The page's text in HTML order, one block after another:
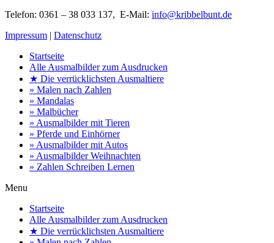
Telefon: 0361 – 38 033 137, E-Mail: info@kribbelbunt.de
Impressum | Datenschutz
Startseite
Alle Ausmalbilder zum Ausdrucken
★ Die verrücklichsten Ausmaltiere
» Malen nach Zahlen
» Mandalas
» Malbücher
» Ausmalbilder mit Tieren
» Pferde und Einhörner
» Ausmalbilder mit Autos
» Ausmalbilder Weihnachten
» Zahlen Schreiben Lernen
Menu
Startseite
Alle Ausmalbilder zum Ausdrucken
★ Die verrücklichsten Ausmaltiere